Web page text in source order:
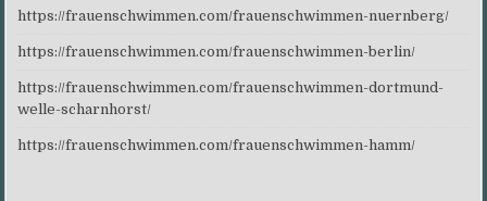
https://frauenschwimmen.com/frauenschwimmen-nuernberg/
https://frauenschwimmen.com/frauenschwimmen-berlin/
https://frauenschwimmen.com/frauenschwimmen-dortmund-
welle-scharnhorst/
https://frauenschwimmen.com/frauenschwimmen-hamm/